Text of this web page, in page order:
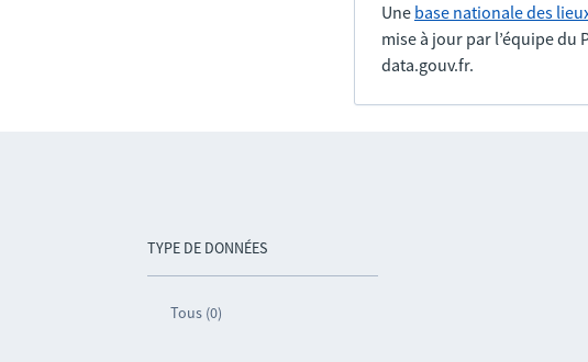
Une base nationale des
mise à jour par l’équipe du
data.gouv.fr.
TYPE DE DONNÉES
Tous (0)